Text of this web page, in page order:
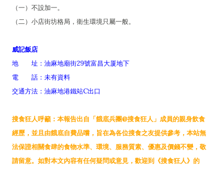
（一）不設加一。
（二）小店街坊格局，衛生環境只屬一般。
威記飯店
地 址：油麻地廟街29號富昌大厦地下
電 話：未有資料
交通方法：油麻地港鐵站C出口
搜食狂人呼籲：本報告出自「餓底兵團@搜食狂人」成員的親身飲食
經歷，並且由餓底自費品嚐，旨在為各位搜食之友提供參考，本站無
法保證相關食肆的食物水準、環境、服務質素、優惠及價錢不變，敬
請留意。如對本文內容有任何疑問或意見，歡迎到《搜食狂人》的